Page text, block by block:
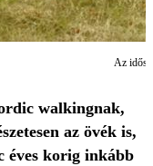
Az
walkingnak,
az övék is,
éves korig inkább